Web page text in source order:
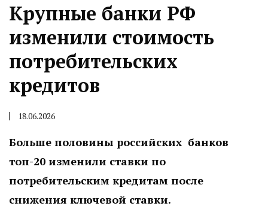
Крупные банки РФ
изменили стоимость
потребительских
кредитов
18.06.2026
Больше половины российских банков
топ-20 изменили ставки по
потребительским кредитам после
снижения ключевой ставки.